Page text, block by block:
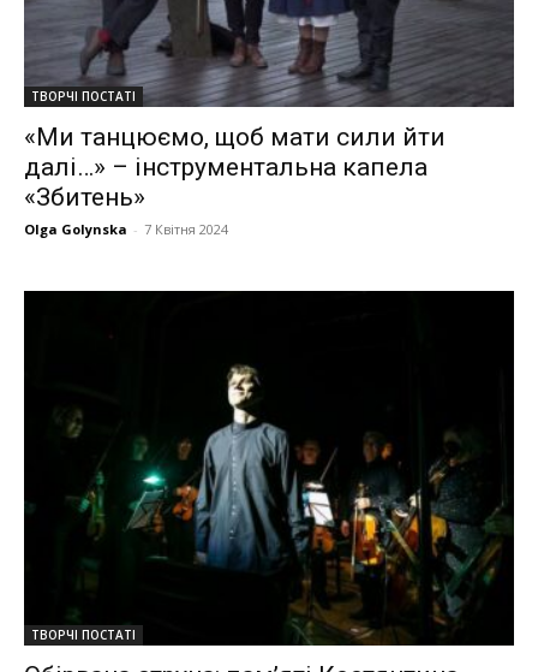
ТВОРЧІ ПОСТАТІ
«Ми танцюємо, щоб мати сили йти
далі…» – інструментальна капела
«Збитень»
Olga Golynska - 7 Квітня 2024
ТВОРЧІ ПОСТАТІ